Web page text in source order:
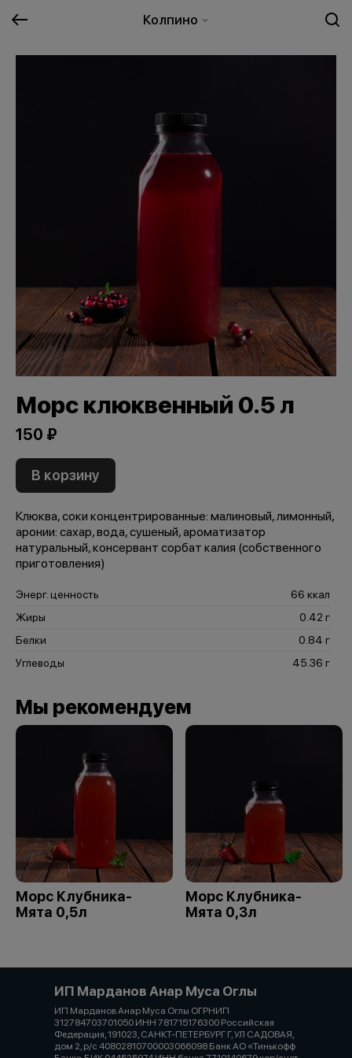
Колпино
Морс клюквенный 0.5 л
150 ₽
В корзину
Клюква, соки концентрированные: малиновый, лимонный,
аронии: сахар, вода, сушеный, ароматизатор
натуральный, консервант сорбат калия (собственного
приготовления)
Энерг. ценность
66 ккал
Жиры
0.42 г
Белки
0.84 г
Углеводы
45.36 г
Мы рекомендуем
Морс Клубника-
Мята 0,5л
Морс Клубника-
Мята 0,3л
ИП Марданов Анар Муса Оглы
ИП Марданов Анар Муса Оглы ОГРНИП
312784703701050 ИНН 781715176300 Российская
Федерация, 191023, САНКТ-ПЕТЕРБУРГ Г, УЛ САДОВАЯ,
дом 2, р/с 40802810700003066098 Банк АО «Тинькофф